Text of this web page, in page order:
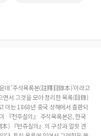
데 '주석목록본(註釋目錄本)'이라고
서 그것을 모아 정리한 목록(目錄)
이는 1868년 중국 상해에서 출판되
『천주실의』 주석목록본은, 한국
) 『텬쥬실의』의 구성과 얼핏 견